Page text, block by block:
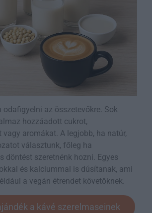
odafigyelni az összetevőkre. Sok
hozzáadott cukrot,
aromákat. A legjobb, ha natúr,
választunk, főleg ha
döntést szeretnénk hozni. Egyes
és kalciummal is dúsítanak, ami
a vegán étrendet követőknek.
a kávé szerelmaseinek